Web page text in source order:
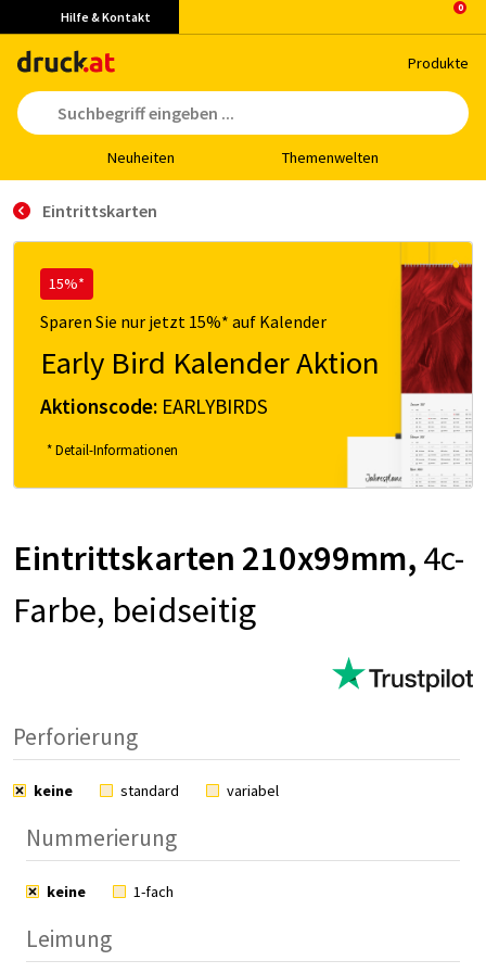
Hilfe & Kontakt
Pro­duk­te
Neu­hei­ten The­men­wel­ten
Eintrittskarten
15%*
Sparen Sie nur jetzt 15%* auf Kalender
Early Bird Kalender Aktion
Aktionscode: EARLYBIRDS
* Detail-Informationen
Ein­tritts­kar­ten 210x99mm,4c-
Far­be, beid­sei­tig
Perforierung
keine standard variabel
Nummerierung
keine 1-fach
Leimung